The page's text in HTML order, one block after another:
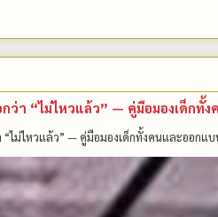
ว่า “ไม่ไหวแล้ว” — คู่มือมองเด็กทั้
“ไม่ไหวแล้ว” — คู่มือมองเด็กทั้งคนและออกแ